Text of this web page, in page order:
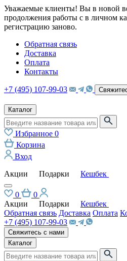
Уважаемые клиенты! Вы в новой
продолжения работы с в личном
регистрацию заново.
Обратная связь
Доставка
Оплата
Контакты
+7 (495) 107-99-03
Каталог
Избранное 0
Корзина
Вход
Акции
Подарки Кешбек
0
0
Акции
Подарки
Кешбек
Обратная связь Доставка Оплата
+7 (495) 107-99-03
Свяжитесь с нами
Каталог